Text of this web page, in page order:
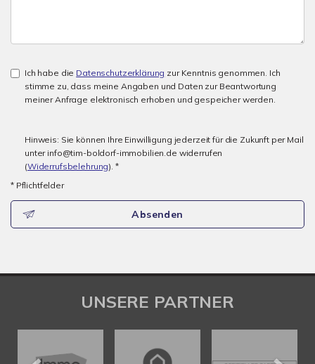
Ich habe die Datenschutzerklärung zur Kenntnis genommen. Ich
stimme zu, dass meine Angaben und Daten zur Beantwortung
meiner Anfrage elektronisch erhoben und gespeicher werden.
Hinweis: Sie können Ihre Einwilligung jederzeit für die Zukunft per Mail
unter info@tim-boldorf-immobilien.de widerrufen
(Widerrufsbelehrung). *
* Pflichtfelder
Absenden
UNSERE PARTNER